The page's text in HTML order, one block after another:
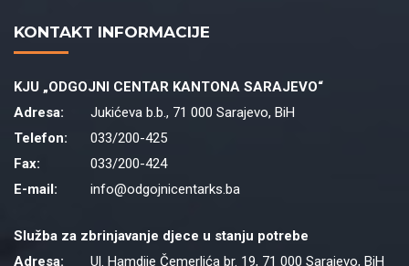
KONTAKT INFORMACIJE
KJU „ODGOJNI CENTAR KANTONA SARAJEVO“
Adresa:
Jukićeva b.b., 71 000 Sarajevo, BiH
Telefon:
033/200-425
Fax:
033/200-424
E-mail:
info@odgojnicentarks.ba
Služba za zbrinjavanje djece u stanju potrebe
Adresa:
Ul. Hamdije Čemerlića br. 19, 71 000 Sarajevo, BiH